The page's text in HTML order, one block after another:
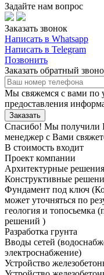
Задайте нам вопрос
Заказать звонок
Написать в Whatsapp
Написать в Telegram
Позвонить
Заказать обратный
Мы свяжемся с вами по
предоставления
Заказать
Спасибо! Мы получили
менеджер с Вами
В стоимость входит
Проект компании
Архитектурные решения
Конструктивные
Фундамент под ключ
может уточняться по
геология и топосьемка
решений )
Разработка грунта
Вводы сетей
электроснабжение)
Устройство